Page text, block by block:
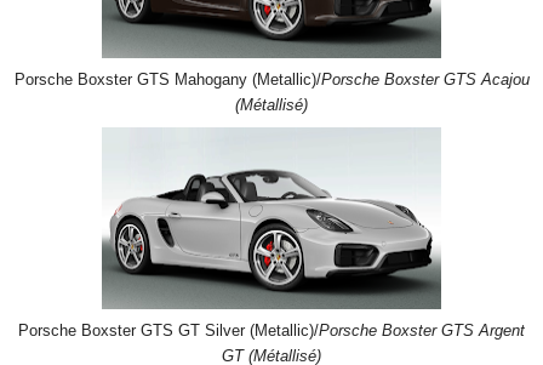
Porsche Boxster GTS Mahogany (Metallic)/Porsche Boxster GTS Acajou
(Métallisé)
Porsche Boxster GTS GT Silver (Metallic)/Porsche Boxster GTS Argent
GT (Métallisé)